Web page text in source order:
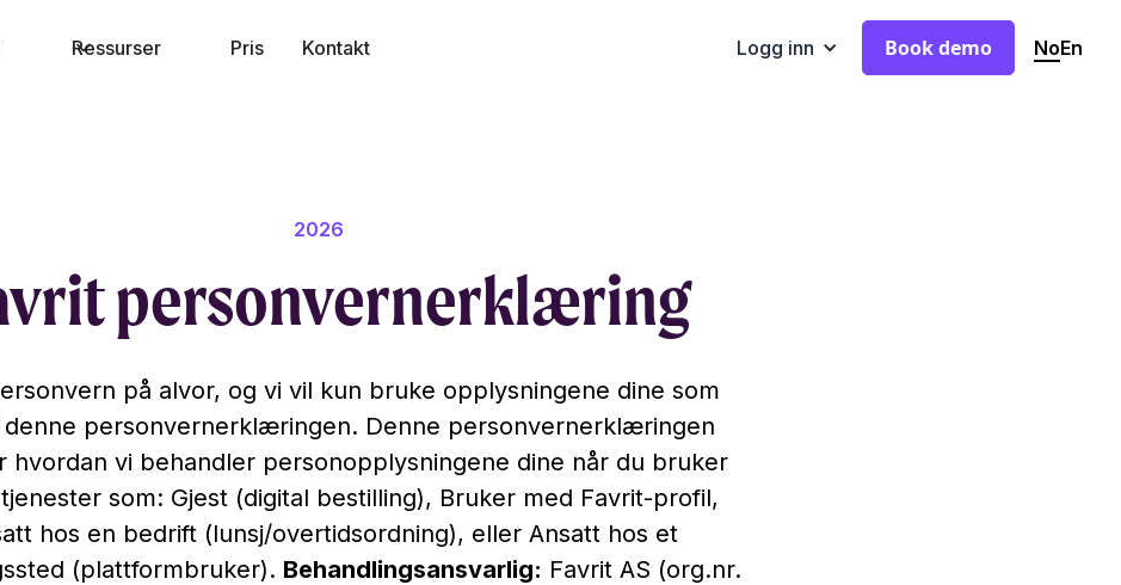
Ressurser Pris Kontakt Logg inn Book demo NoEn
2026
personvernerklæring
på alvor, og vi vil kun bruke opplysningene dine som
denne personvernerklæringen. Denne personvernerklæringen
hvordan vi behandler personopplysningene dine når du bruker
som: Gjest (digital bestilling), Bruker med Favrit-profil,
hos en bedrift (lunsj/overtidsordning), eller Ansatt hos et
(plattformbruker). Behandlingsansvarlig: Favrit AS (org.nr.